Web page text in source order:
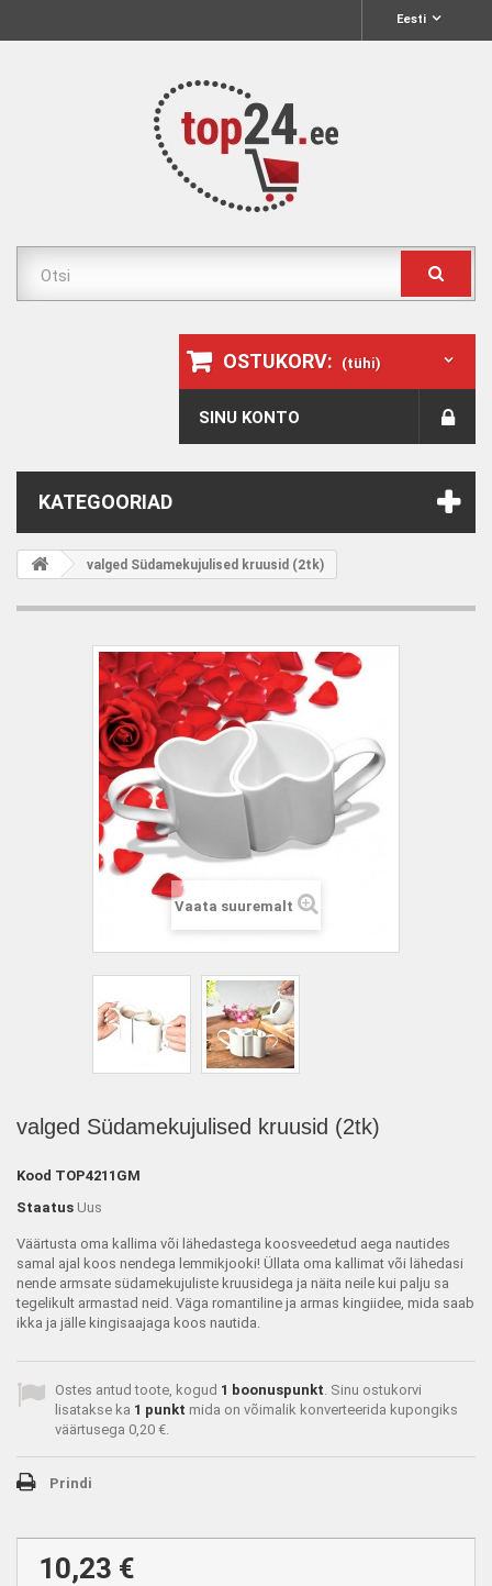
Eesti
OSTUKORV: (tühi)
SINU KONTO
KATEGOORIAD
valged Südamekujulised kruusid (2tk)
Vaata suuremalt
valged Südamekujulised kruusid (2tk)
Kood TOP4211GM
Staatus Uus
Väärtusta oma kallima või lähedastega koosveedetud aega nautides
samal ajal koos nendega lemmikjooki! Üllata oma kallimat või lähedasi
nende armsate südamekujuliste kruusidega ja näita neile kui palju sa
tegelikult armastad neid. Väga romantiline ja armas kingiidee, mida saab
ikka ja jälle kingisaajaga koos nautida.
Ostes antud toote, kogud 1 boonuspunkt. Sinu ostukorvi
lisatakse ka 1 punkt mida on võimalik konverteerida kupongiks
väärtusega 0,20 €.
Prindi
10,23 €